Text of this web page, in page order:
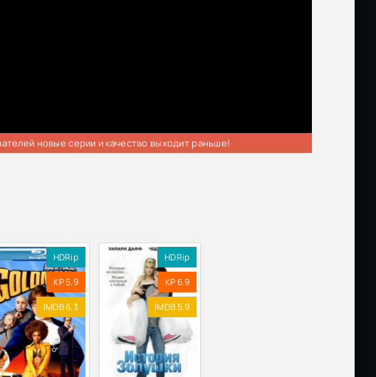
новые серии и качество выходит раньше!
HDRip
KP 5.9
IMDB 6.3
HDRip
KP 6.9
IMDB 5.9